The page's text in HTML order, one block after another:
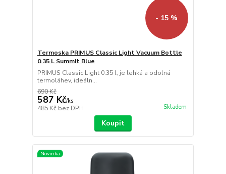
- 15 %
Termoska PRIMUS Classic Light Vacuum Bottle
0.35 L Summit Blue
PRIMUS Classic Light 0.35 l, je lehká a odolná
termoláhev, ideáln...
690 Kč
587 Kč/ks
485 Kč bez DPH Skladem
Koupit
Novinka